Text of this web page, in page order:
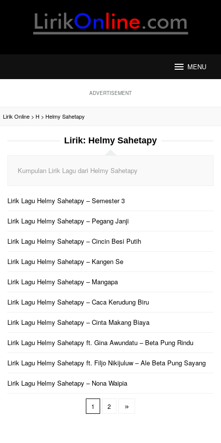
MENU
ADVERTISEMENT
Lirik Online > H > Helmy Sahetapy
Lirik: Helmy Sahetapy
Kumpulan Lirik Lagu dari Helmy Sahetapy
Lirik Lagu Helmy Sahetapy – Semester 3
Lirik Lagu Helmy Sahetapy – Pegang Janji
Lirik Lagu Helmy Sahetapy – Cincin Besi Putih
Lirik Lagu Helmy Sahetapy – Kangen Se
Lirik Lagu Helmy Sahetapy – Mangapa
Lirik Lagu Helmy Sahetapy – Caca Kerudung Biru
Lirik Lagu Helmy Sahetapy – Cinta Makang Biaya
Lirik Lagu Helmy Sahetapy ft. Gina Awundatu – Beta Pung Rindu
Lirik Lagu Helmy Sahetapy ft. Filjo Nikijuluw – Ale Beta Pung Sayang
Lirik Lagu Helmy Sahetapy – Nona Waipia
1 2